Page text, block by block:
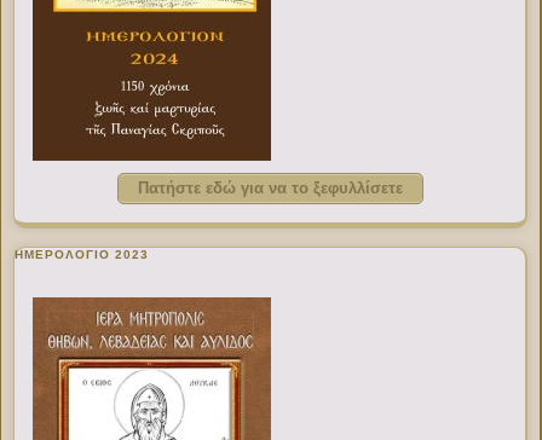
Πατήστε εδώ για να το ξεφυλλίσετε
ΗΜΕΡΟΛΟΓΙΟ 2023